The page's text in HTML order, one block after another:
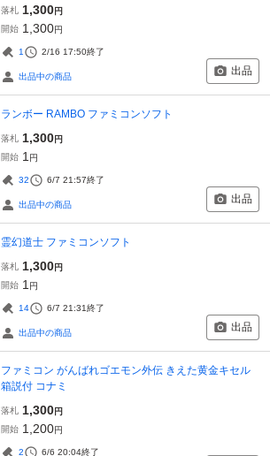
落札 1,300円
開始 1,300円
1 2/16 17:50終了
出品中の商品 出品
ランボー RAMBO ファミコンソフト
落札 1,300円
開始 1 円
32 6/7 21:57終了
出品中の商品 出品
霊幻道士 ファミコンソフト
落札 1,300円
開始 1 円
14 6/7 21:31終了
出品中の商品 出品
ファミコン がんばれゴエモン外伝 きえた黄金キセル
箱説付 コナミ
落札 1,300円
開始 1,200円
2 6/6 20:04終了